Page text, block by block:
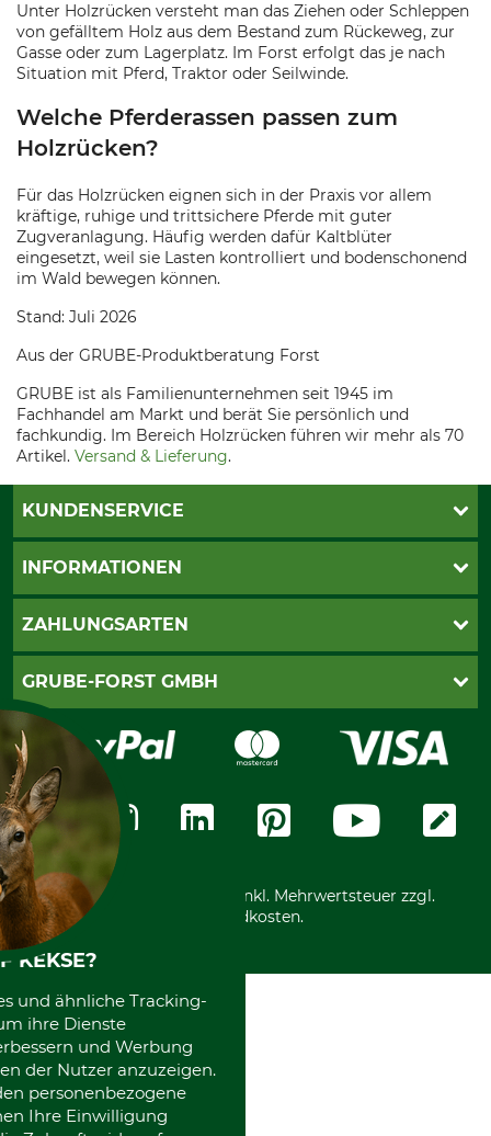
Unter Holzrücken versteht man das Ziehen oder Schleppen
von gefälltem Holz aus dem Bestand zum Rückeweg, zur
Gasse oder zum Lagerplatz. Im Forst erfolgt das je nach
Situation mit Pferd, Traktor oder Seilwinde.
Welche Pferderassen passen zum
Holzrücken?
Für das Holzrücken eignen sich in der Praxis vor allem
kräftige, ruhige und trittsichere Pferde mit guter
Zugveranlagung. Häufig werden dafür Kaltblüter
eingesetzt, weil sie Lasten kontrolliert und bodenschonend
im Wald bewegen können.
Stand: Juli 2026
Aus der GRUBE-Produktberatung Forst
GRUBE ist als Familienunternehmen seit 1945 im
Fachhandel am Markt und berät Sie persönlich und
fachkundig. Im Bereich Holzrücken führen wir mehr als 70
Artikel. Versand & Lieferung.
KUNDENSERVICE
Katalogbestellung
INFORMATIONEN
AGB
Widerrufsrecht
Widerrufsformular
Datenschutz
Zahlungsarten
ZAHLUNGSARTEN
PayPal
Kreditkarte
Rechnung
Vorkasse
GRUBE-FORST GMBH
Karriere
Über uns
Messetermine
Community
International
*Alle Preise in Euro und inkl. Mehrwertsteuer zzgl.
Versandkosten.
KEKSE?
und ähnliche Tracking-
ihre Dienste
und Werbung
der Nutzer anzuzeigen.
personenbezogene
Ihre Einwilligung